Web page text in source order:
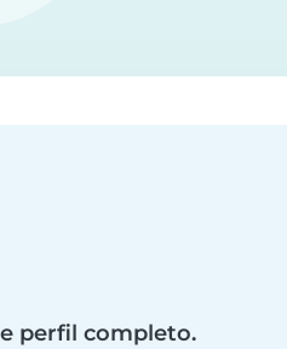
perfil completo.